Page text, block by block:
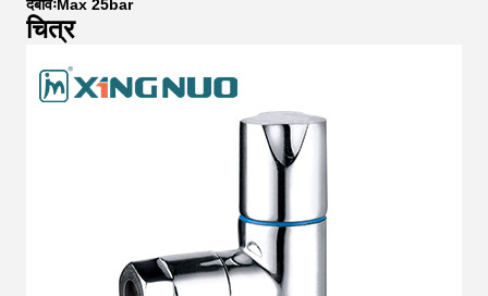
दबावःMax 25bar
चित्र